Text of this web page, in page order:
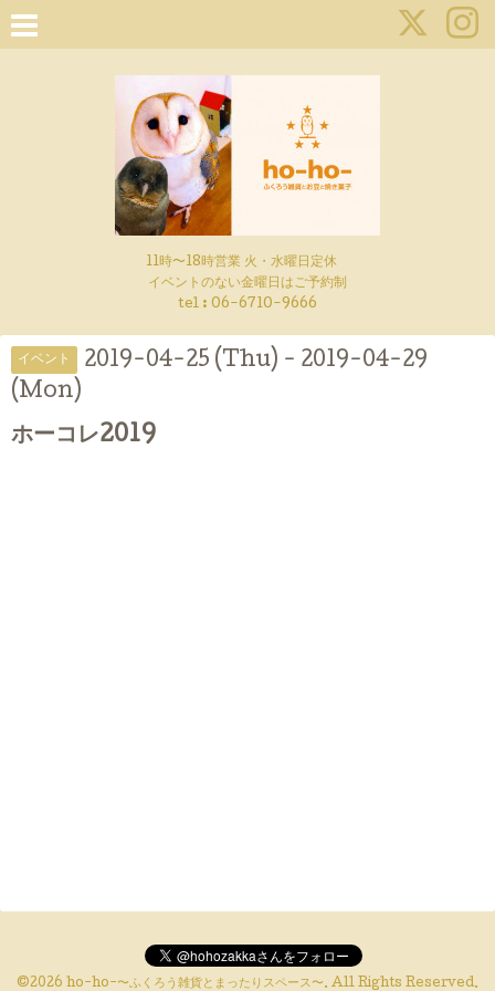
11時〜18時営業 火・水曜日定休
イベントのない金曜日はご予約制
tel : 06-6710-9666
イベント
2019-04-25 (Thu) - 2019-04-29
(Mon)
ホーコレ2019
©2026 ho-ho-〜ふくろう雑貨とまったりスペース〜. All Rights Reserved.